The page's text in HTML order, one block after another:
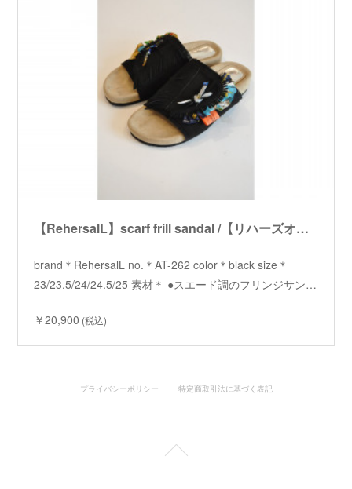
【RehersalL】scarf frill sandal /【リハーズオール】スカーフフリルサンダル
brand＊RehersalL no.＊AT-262 color＊black size＊
23/23.5/24/24.5/25 素材＊ ●スエード調のフリンジサン…
￥20,900 (税込)
プライバシーポリシー 特定商取引法に基づく表記